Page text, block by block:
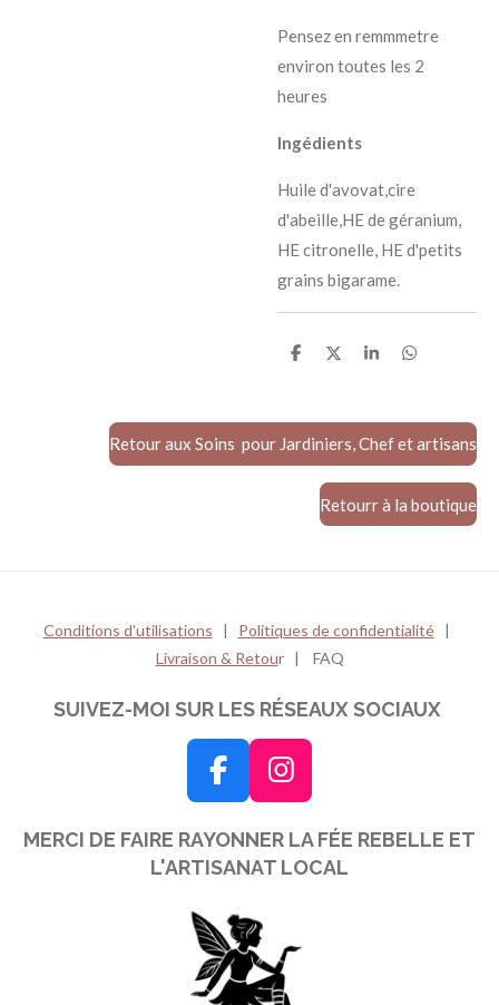
Pensez en remmmetre
environ toutes les 2
heures
Ingédients
Huile d'avovat,cire
d'abeille,HE de géranium,
HE citronelle, HE d'petits
grains bigarame.
P
a
g
P
a
g
P
a
g
P
a
g
Retour aux Soins pour Jardiniers, Chef et artisans
Retourr à la boutique
Conditions d'utilisations | Politiques de confidentialité|
Livraison & Retour | FAQ
SUIVEZ-MOI SUR LES RÉSEAUX SOCIAUX
F
c
e
o
o
k
I
s
t
r
a
MERCI DE FAIRE RAYONNER LA FÉE REBELLE ET
L'ARTISANAT LOCAL